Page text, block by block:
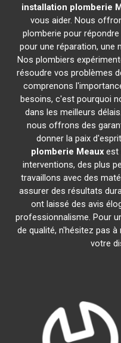
installation plomberie
vous aider. Nous
plomberie pour
pour une réparation, une
Nos plombiers
résoudre vos problèmes
comprenons
besoins, c'est pourquoi
dans les meilleurs
nous offrons des
donner la paix
plomberie Meauxest
interventions, des plus
travaillons avec des
assurer des résultats
ont laissé des avis
professionnalisme. Pour
de qualité, n'hésitez pas
votre